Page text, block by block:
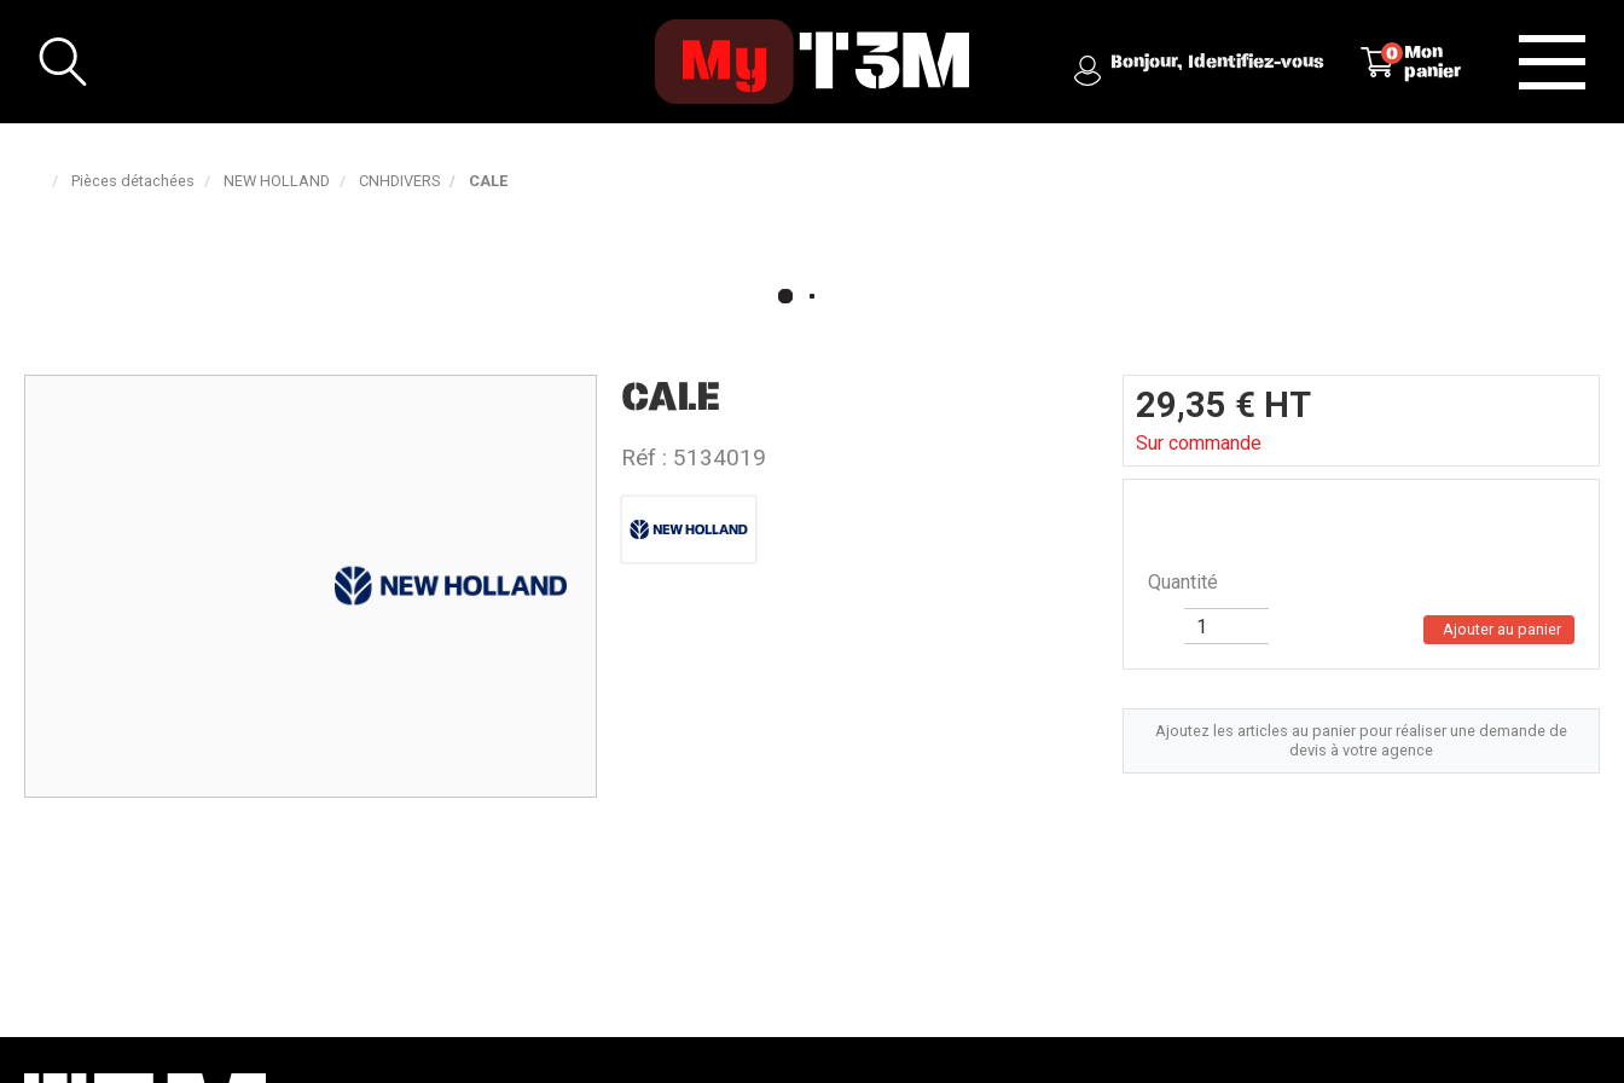
Bonjour, Identifiez-vous
Mon
panier
0
Pièces détachées NEW HOLLAND CNHDIVERS CALE
CALE
Réf : 5134019
Ajoutez les articles au panier pour réaliser une demande de
devis à votre agence
29,35 € HT
Sur commande
Quantité
Ajouter au panier